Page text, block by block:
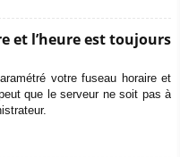
et l’heure est toujours
votre fuseau horaire et
que le serveur ne soit pas à